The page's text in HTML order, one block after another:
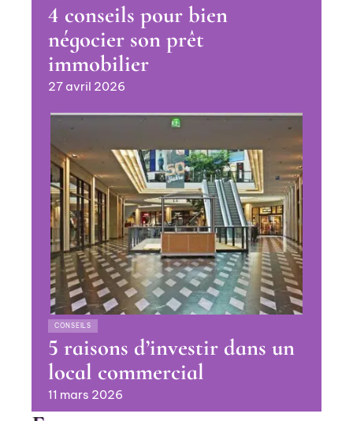
4 conseils pour bien
négocier son prêt
immobilier
27 avril 2026
CONSEILS
5 raisons d’investir dans un
local commercial
11 mars 2026